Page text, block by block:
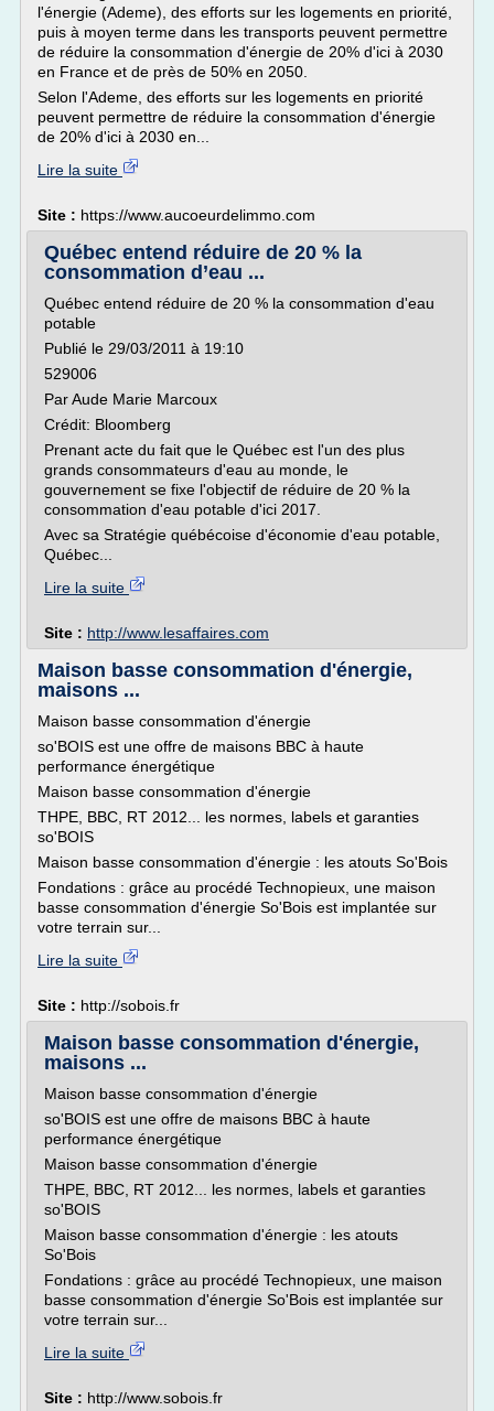
l'énergie (Ademe), des efforts sur les logements en priorité,
puis à moyen terme dans les transports peuvent permettre
de réduire la consommation d'énergie de 20% d'ici à 2030
en France et de près de 50% en 2050.
Selon l'Ademe, des efforts sur les logements en priorité
peuvent permettre de réduire la consommation d'énergie
de 20% d'ici à 2030 en...
Lire la suite
Site : https://www.aucoeurdelimmo.com
Québec entend réduire de 20 % la
consommation d’eau ...
Québec entend réduire de 20 % la consommation d'eau
potable
Publié le 29/03/2011 à 19:10
529006
Par Aude Marie Marcoux
Crédit: Bloomberg
Prenant acte du fait que le Québec est l'un des plus
grands consommateurs d'eau au monde, le
gouvernement se fixe l'objectif de réduire de 20 % la
consommation d'eau potable d'ici 2017.
Avec sa Stratégie québécoise d'économie d'eau potable,
Québec...
Lire la suite
Site : http://www.lesaffaires.com
Maison basse consommation d'énergie,
maisons ...
Maison basse consommation d'énergie
so'BOIS est une offre de maisons BBC à haute
performance énergétique
Maison basse consommation d'énergie
THPE, BBC, RT 2012... les normes, labels et garanties
so'BOIS
Maison basse consommation d'énergie : les atouts So'Bois
Fondations : grâce au procédé Technopieux, une maison
basse consommation d'énergie So'Bois est implantée sur
votre terrain sur...
Lire la suite
Site : http://sobois.fr
Maison basse consommation d'énergie,
maisons ...
Maison basse consommation d'énergie
so'BOIS est une offre de maisons BBC à haute
performance énergétique
Maison basse consommation d'énergie
THPE, BBC, RT 2012... les normes, labels et garanties
so'BOIS
Maison basse consommation d'énergie : les atouts
So'Bois
Fondations : grâce au procédé Technopieux, une maison
basse consommation d'énergie So'Bois est implantée sur
votre terrain sur...
Lire la suite
Site : http://www.sobois.fr